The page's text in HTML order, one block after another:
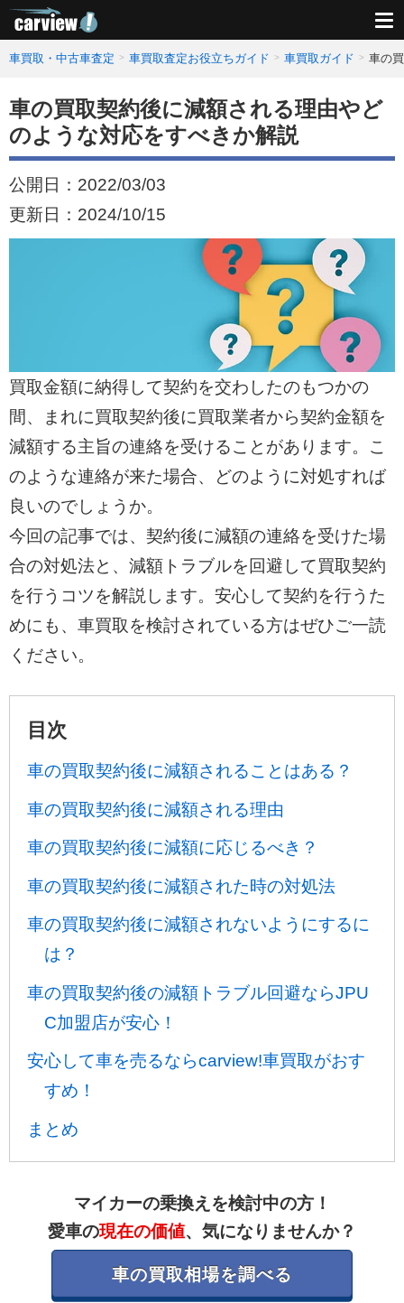
車買取・中古車査定 車買取査定お役立ちガイド 車買取ガイド 車の
車の買取契約後に減額される理由やど
のような対応をすべきか解説
公開日： 2022/03/03
更新日： 2024/10/15
買取金額に納得して契約を交わしたのもつかの
間、まれに買取契約後に買取業者から契約金額を
減額する主旨の連絡を受けることがあります。こ
のような連絡が来た場合、どのように対処すれば
良いのでしょうか。
今回の記事では、契約後に減額の連絡を受けた場
合の対処法と、減額トラブルを回避して買取契約
を行うコツを解説します。安心して契約を行うた
めにも、車買取を検討されている方はぜひご一読
ください。
目次
車の買取契約後に減額されることはある？
車の買取契約後に減額される理由
車の買取契約後に減額に応じるべき？
車の買取契約後に減額された時の対処法
車の買取契約後に減額されないようにするに
は？
車の買取契約後の減額トラブル回避ならJPU
C加盟店が安心！
安心して車を売るならcarview!車買取がおす
すめ！
まとめ
マイカーの乗換えを検討中の方！
愛車の現在の価値、気になりませんか？
車の買取相場を調べる